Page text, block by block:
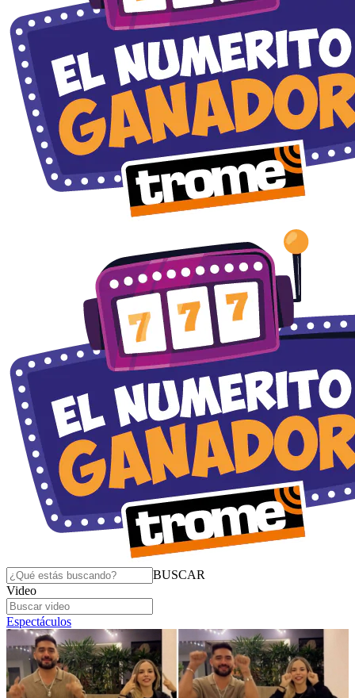
BUSCAR
Video
Espectáculos